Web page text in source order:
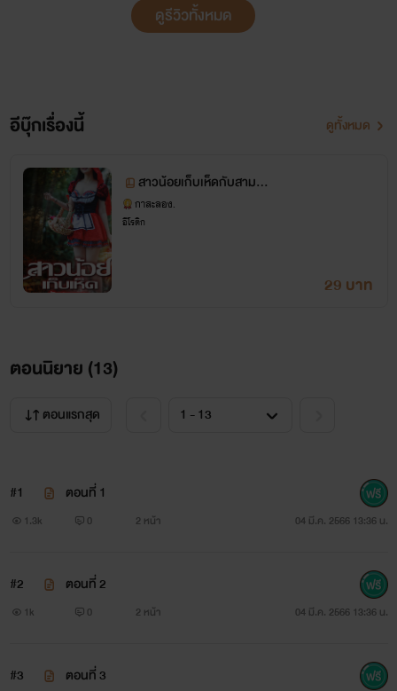
ดูรีวิวทั้งหมด
อีบุ๊กเรื่องนี้ ดูทั้งหมด
สาวน้อยเก็บเห็ดกับสามอ
สูร
กาสะลอง.
อีโรติก
29 บาท
ตอนนิยาย (13)
ตอนแรกสุด
#1 ตอนที่ 1
1.3k 0 2 หน้า 04 มี.ค. 2566 13:36 น.
#2 ตอนที่ 2
1k 0 2 หน้า 04 มี.ค. 2566 13:36 น.
#3 ตอนที่ 3